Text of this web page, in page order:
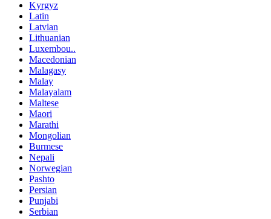
Kyrgyz
Latin
Latvian
Lithuanian
Luxembou..
Macedonian
Malagasy
Malay
Malayalam
Maltese
Maori
Marathi
Mongolian
Burmese
Nepali
Norwegian
Pashto
Persian
Punjabi
Serbian